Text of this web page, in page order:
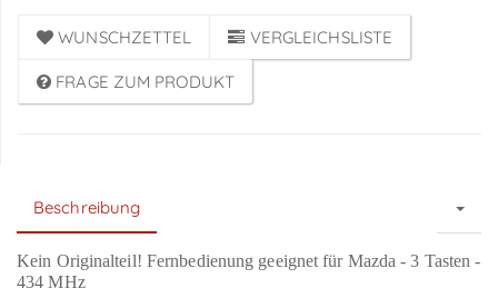
WUNSCHZETTEL VERGLEICHSLISTE
FRAGE ZUM PRODUKT
Beschreibung
Kein Originalteil! Fernbedienung geeignet für Mazda - 3 Tasten -
434 MHz